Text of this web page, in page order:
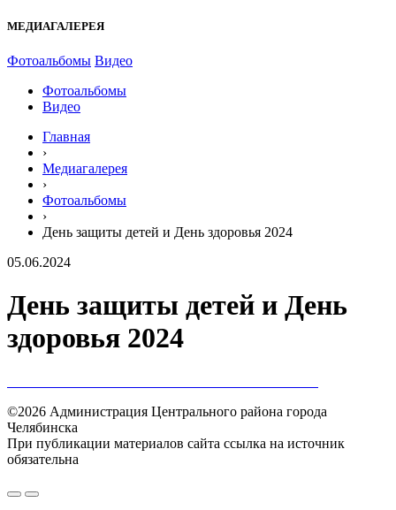
МЕДИАГАЛЕРЕЯ
Фотоальбомы Видео
Фотоальбомы
Видео
Главная
›
Медиагалерея
›
Фотоальбомы
›
День защиты детей и День здоровья 2024
05.06.2024
День защиты детей и День
здоровья 2024
©2026 Администрация Центрального района города
Челябинска
При публикации материалов сайта ссылка на источник
обязательна